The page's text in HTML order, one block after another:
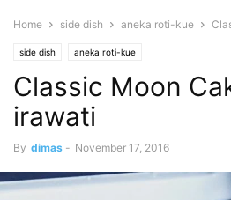
Home side dish aneka roti-kue
side dish aneka roti-kue
Classic Moon
irawati
By dimas - November 17, 2016